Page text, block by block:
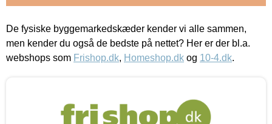
De fysiske byggemarkedskæder kender vi alle sammen,
men kender du også de bedste på nettet? Her er der bl.a.
webshops som Frishop.dk, Homeshop.dk og 10-4.dk.